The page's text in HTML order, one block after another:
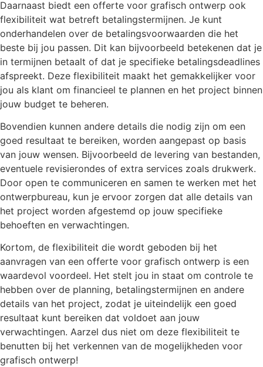
Daarnaast biedt een offerte voor grafisch ontwerp ook
flexibiliteit wat betreft betalingstermijnen. Je kunt
onderhandelen over de betalingsvoorwaarden die het
beste bij jou passen. Dit kan bijvoorbeeld betekenen dat je
in termijnen betaalt of dat je specifieke betalingsdeadlines
afspreekt. Deze flexibiliteit maakt het gemakkelijker voor
jou als klant om financieel te plannen en het project binnen
jouw budget te beheren.
Bovendien kunnen andere details die nodig zijn om een
goed resultaat te bereiken, worden aangepast op basis
van jouw wensen. Bijvoorbeeld de levering van bestanden,
eventuele revisierondes of extra services zoals drukwerk.
Door open te communiceren en samen te werken met het
ontwerpbureau, kun je ervoor zorgen dat alle details van
het project worden afgestemd op jouw specifieke
behoeften en verwachtingen.
Kortom, de flexibiliteit die wordt geboden bij het
aanvragen van een offerte voor grafisch ontwerp is een
waardevol voordeel. Het stelt jou in staat om controle te
hebben over de planning, betalingstermijnen en andere
details van het project, zodat je uiteindelijk een goed
resultaat kunt bereiken dat voldoet aan jouw
verwachtingen. Aarzel dus niet om deze flexibiliteit te
benutten bij het verkennen van de mogelijkheden voor
grafisch ontwerp!